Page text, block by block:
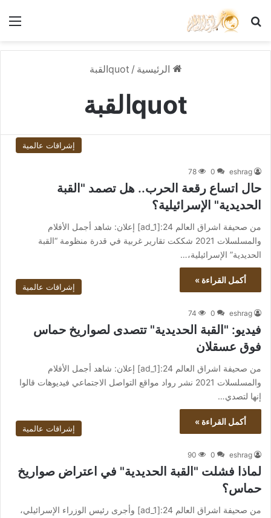
بحث عن
الرئيسية / quotالقبة
quotالقبة
إشراقات عالمية
eshrag
0
78
حال اتساع رقعة الحرب.. هل تصمد "القبة
الحديدية" الإسرائيلية؟
من صحيفة اشراق العالم 24:[ad_1] إعلان: شاهد أجمل الأفلام
والمسلسلات 2021 شككت تقارير غربية في قدرة منظومة “القبة
الحديدية” الإسرائيلية،…
أكمل القراءة »
إشراقات عالمية
eshrag
0
74
فيديو: "القبة الحديدية" تتصدى لصواريخ حماس
فوق عسقلان
من صحيفة اشراق العالم 24:[ad_1] إعلان: شاهد أجمل الأفلام
والمسلسلات 2021 نشر رواد مواقع التواصل الاجتماعي فيديوهات قالوا
إنها لتصدي…
أكمل القراءة »
إشراقات عالمية
eshrag
0
90
لماذا فشلت "القبة الحديدية" في اعتراض صواريخ
حماس؟
من صحيفة اشراق العالم 24:[ad_1] وأجرى رئيس الوزراء الإسرائيلي،